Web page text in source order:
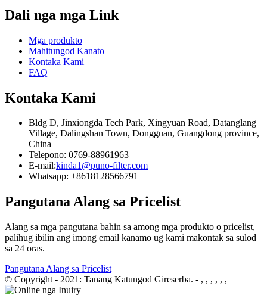
Dali nga mga Link
Mga produkto
Mahitungod Kanato
Kontaka Kami
FAQ
Kontaka Kami
Bldg D, Jinxiongda Tech Park, Xingyuan Road, Datanglang
Village, Dalingshan Town, Dongguan, Guangdong province,
China
Telepono: 0769-88961963
E-mail:kinda1@puno-filter.com
Whatsapp: +8618128566791
Pangutana Alang sa Pricelist
Alang sa mga pangutana bahin sa among mga produkto o pricelist,
palihug ibilin ang imong email kanamo ug kami makontak sa sulod
sa 24 oras.
Pangutana Alang sa Pricelist
© Copyright - 2021: Tanang Katungod Gireserba. - , , , , , ,